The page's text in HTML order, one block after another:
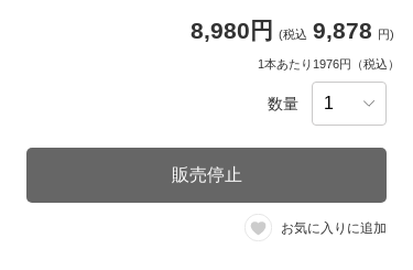
8,980円 (税込 9,878 円)
1本あたり1976円（税込）
数量
販売停止
お気に入りに追加